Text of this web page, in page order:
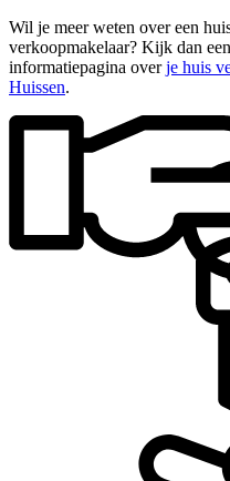
Wil je meer weten over een
verkoopmakelaar? Kijk dan
informatiepagina overje huis
Huissen.